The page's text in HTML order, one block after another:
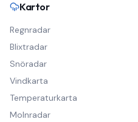
Kartor
Regnradar
Blixtradar
Snöradar
Vindkarta
Temperaturkarta
Molnradar